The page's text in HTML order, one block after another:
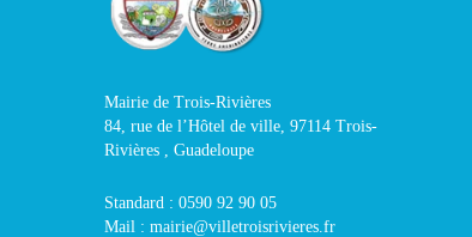
Mairie de Trois-Rivières
84, rue de l’Hôtel de ville, 97114 Trois-
Rivières , Guadeloupe
Standard : 0590 92 90 05
Mail : mairie@villetroisrivieres.fr